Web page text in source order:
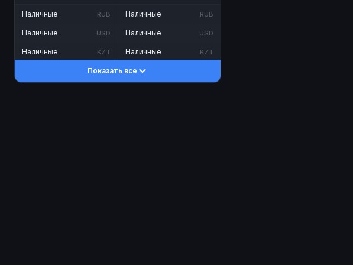
Наличные RUB
Наличные USD
Наличные KZT
Наличные RUB
Наличные USD
Наличные KZT
Показать все